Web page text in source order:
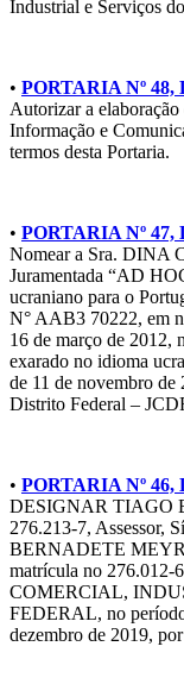
Industrial e Serviços
• PORTARIA Nº 48,
Autorizar a
Informação e
termos desta Portaria.
• PORTARIA Nº 47,
Nomear a Sra. DINA
Juramentada “AD
ucraniano para o
N° AAB3 70222, em
16 de março de 2012,
exarado no idioma
de 11 de novembro
Distrito Federal –
• PORTARIA Nº 46,
DESIGNAR TIAGO
276.213-7, Assessor,
BERNADETE
matrícula no 276.012-
COMERCIAL,
FEDERAL, no
dezembro de 2019,